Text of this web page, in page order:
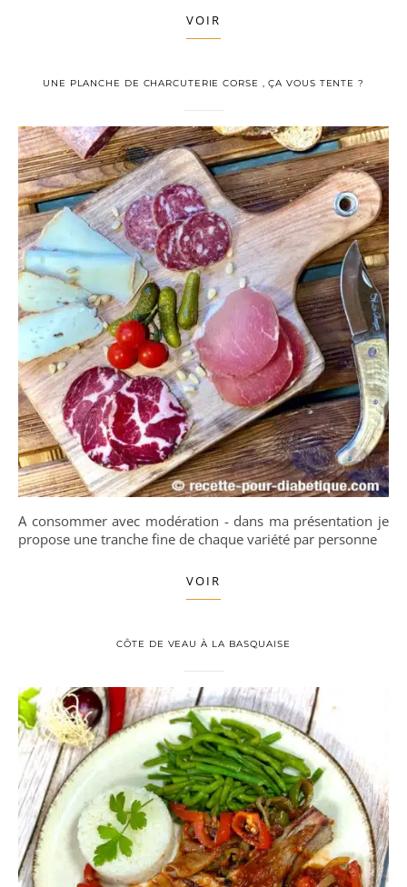
VOIR
UNE PLANCHE DE CHARCUTERIE CORSE , ÇA VOUS TENTE ?
A consommer avec modération - dans ma présentation je
propose une tranche fine de chaque variété par personne
VOIR
CÔTE DE VEAU À LA BASQUAISE